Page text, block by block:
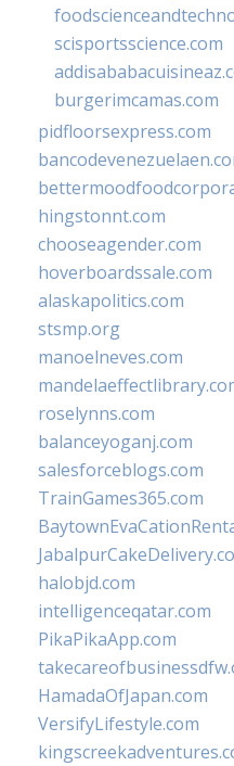
scisportsscience.com
burgerimcamas.com
pidfloorsexpress.com
hingstonnt.com
chooseagender.com
hoverboardssale.com
alaskapolitics.com
stsmp.org
manoelneves.com
roselynns.com
balanceyoganj.com
salesforceblogs.com
TrainGames365.com
halobjd.com
intelligenceqatar.com
PikaPikaApp.com
HamadaOfJapan.com
VersifyLifestyle.com